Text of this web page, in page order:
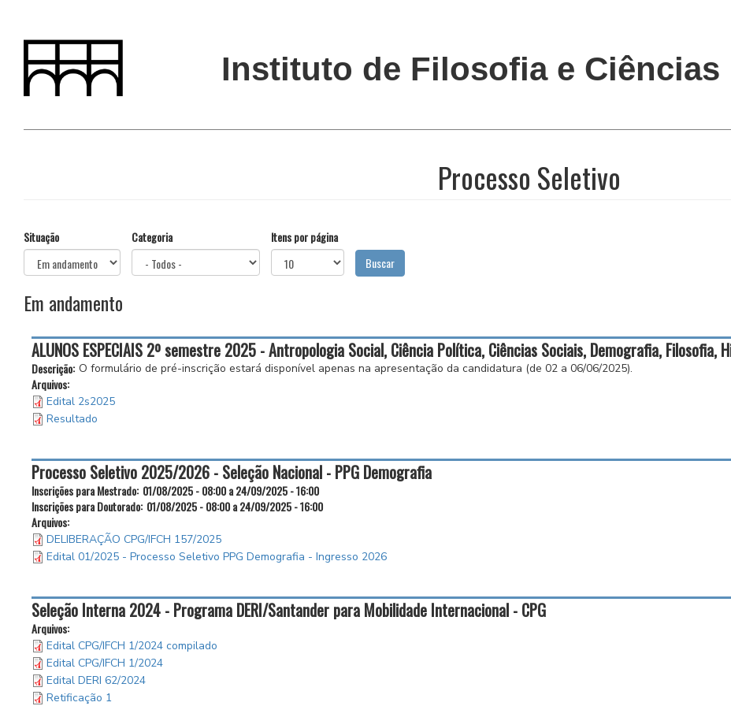
principal
Instituto de Filosofia e Ciências
Processo Seletivo
Situação Categoria
Itens por página
Buscar
Em andamento
ALUNOS ESPECIAIS 2º semestre 2025 - Antropologia Social, Ciência Política, Ciências Sociais, Demografia,
Descrição: O formulário de pré-inscrição estará disponível apenas na apresentação da candidatura (de 02 a 06/06/2025).
Arquivos:
Edital 2s2025
Resultado
Processo Seletivo 2025/2026 - Seleção Nacional - PPG Demografia
Inscrições para Mestrado: 01/08/2025 - 08:00a24/09/2025 - 16:00
Inscrições para Doutorado: 01/08/2025 - 08:00a24/09/2025 - 16:00
Arquivos:
DELIBERAÇÃO CPG/IFCH 157/2025
Edital 01/2025 - Processo Seletivo PPG Demografia - Ingresso 2026
Seleção Interna 2024 - Programa DERI/Santander para Mobilidade Internacional - CPG
Arquivos:
Edital CPG/IFCH 1/2024 compilado
Edital CPG/IFCH 1/2024
Edital DERI 62/2024
Retificação 1